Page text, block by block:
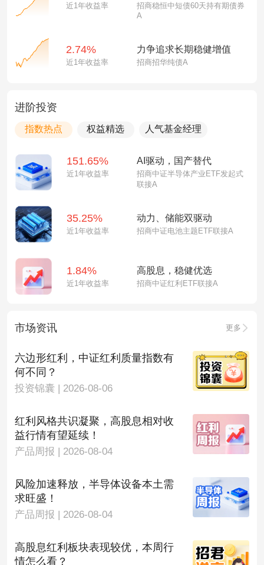
近1年收益率
招商稳恒中短债60天持有期债券
A
2.74%
近1年收益率
力争追求长期稳健增值
招商招华纯债A
进阶投资
指数热点 权益精选 人气基金经理
151.65%
近1年收益率
AI驱动，国产替代
招商中证半导体产业ETF发起式
联接A
35.25%
近1年收益率
动力、储能双驱动
招商中证电池主题ETF联接A
1.84%
近1年收益率
高股息，稳健优选
招商中证红利ETF联接A
市场资讯 更多
六边形红利，中证红利质量指数有
何不同？
投资锦囊 | 2026-08-06
红利风格共识凝聚，高股息相对收
益行情有望延续！
产品周报 | 2026-08-04
风险加速释放，半导体设备本土需
求旺盛！
产品周报 | 2026-08-04
高股息红利板块表现较优，本周行
情怎么看？